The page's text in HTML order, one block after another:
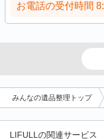
お電話の受付時間
みんなの遺品整理トップ
LIFULLの関連サービス